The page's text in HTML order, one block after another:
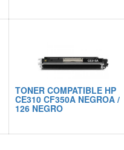
TONER COMPATIBLE HP
CE310 CF350A NEGROA /
126 NEGRO